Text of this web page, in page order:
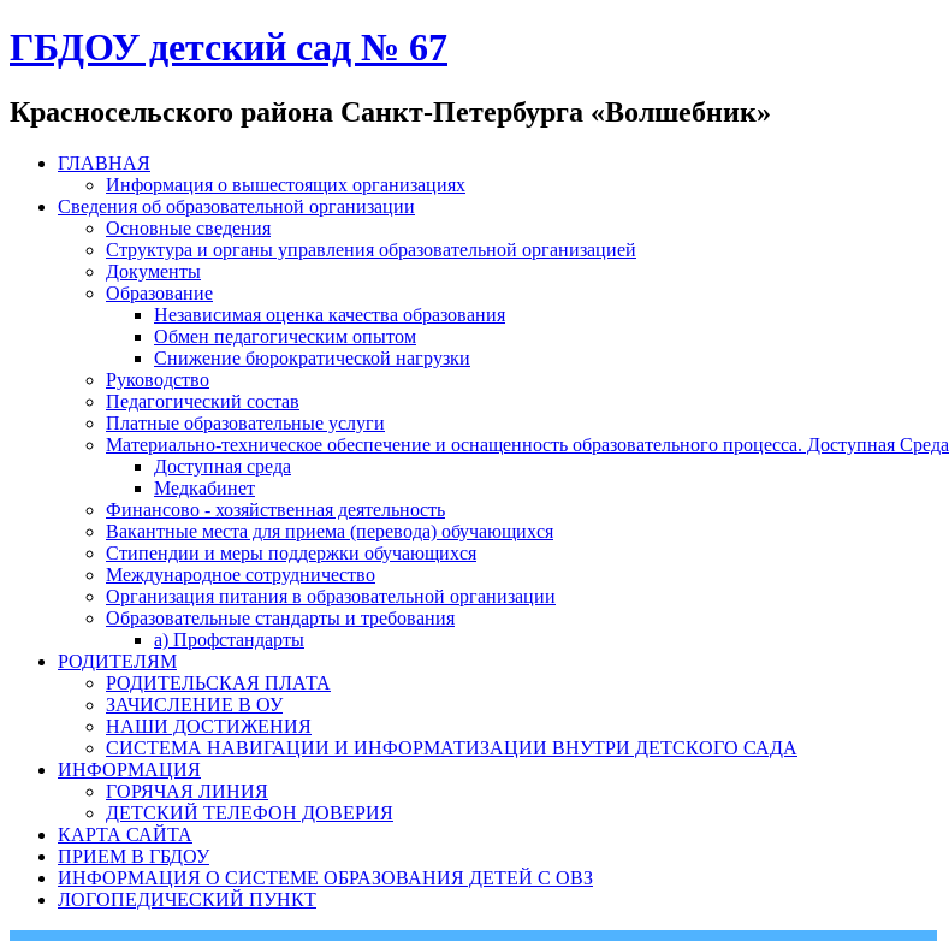
ГБДОУ детский сад № 67
Красносельского района Санкт-Петербурга «Волшебник»
ГЛАВНАЯ
Информация о вышестоящих организациях
Сведения об образовательной организации
Основные сведения
Структура и органы управления образовательной организацией
Документы
Образование
Независимая оценка качества образования
Обмен педагогическим опытом
Снижение бюрократической нагрузки
Руководство
Педагогический состав
Платные образовательные услуги
Материально-техническое обеспечение и оснащенность образовательного процесса. Доступная Среда
Доступная среда
Медкабинет
Финансово - хозяйственная деятельность
Вакантные места для приема (перевода) обучающихся
Стипендии и меры поддержки обучающихся
Международное сотрудничество
Организация питания в образовательной организации
Образовательные стандарты и требования
а) Профстандарты
РОДИТЕЛЯМ
РОДИТЕЛЬСКАЯ ПЛАТА
ЗАЧИСЛЕНИЕ В ОУ
НАШИ ДОСТИЖЕНИЯ
СИСТЕМА НАВИГАЦИИ И ИНФОРМАТИЗАЦИИ ВНУТРИ ДЕТСКОГО САДА
ИНФОРМАЦИЯ
ГОРЯЧАЯ ЛИНИЯ
ДЕТСКИЙ ТЕЛЕФОН ДОВЕРИЯ
КАРТА САЙТА
ПРИЕМ В ГБДОУ
ИНФОРМАЦИЯ О СИСТЕМЕ ОБРАЗОВАНИЯ ДЕТЕЙ С ОВЗ
ЛОГОПЕДИЧЕСКИЙ ПУНКТ